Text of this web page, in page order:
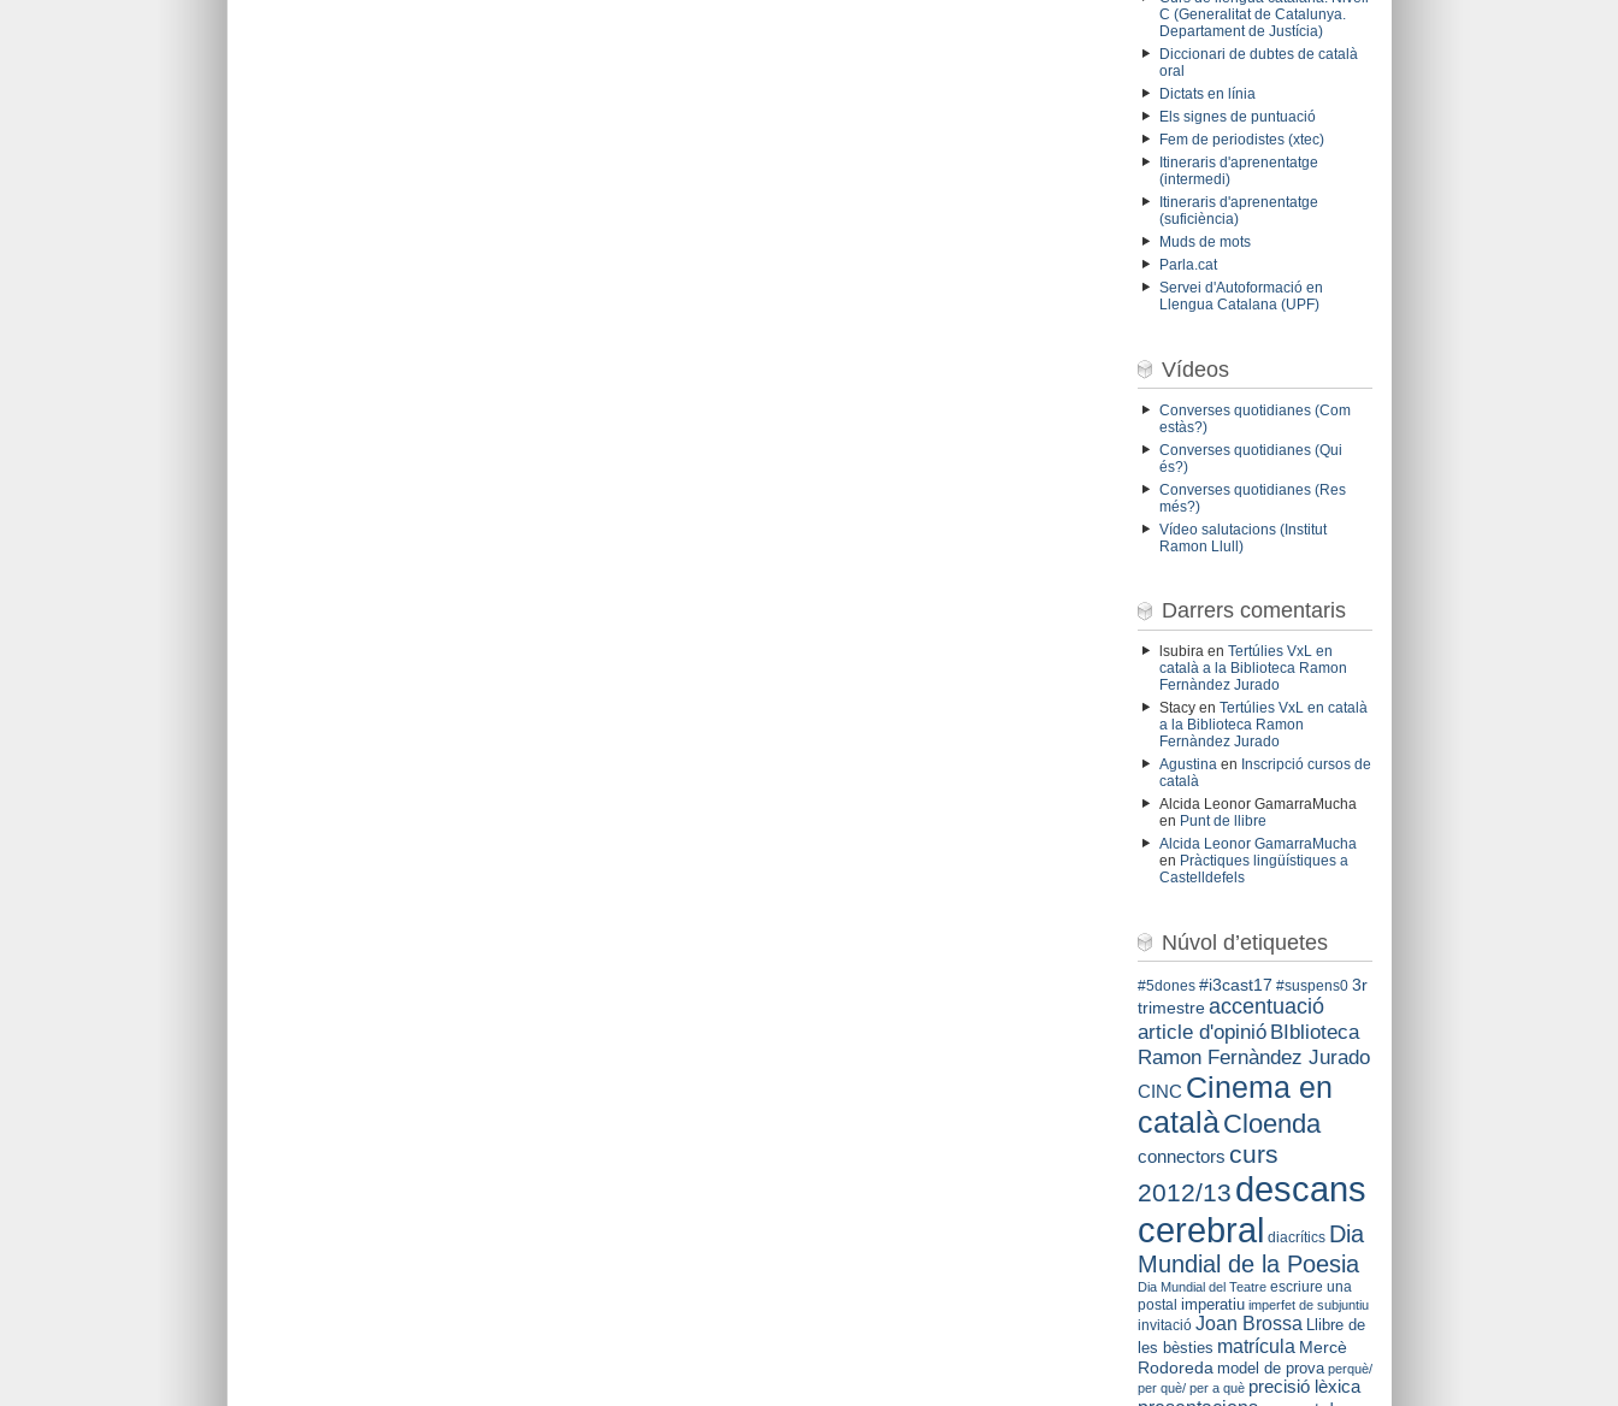
C (Generalitat de Catalunya.
Departament de Justícia)
Diccionari de dubtes de català
oral
Dictats en línia
Els signes de puntuació
Fem de periodistes (xtec)
Itineraris d'aprenentatge
(intermedi)
Itineraris d'aprenentatge
(suficiència)
Muds de mots
Parla.cat
Servei d'Autoformació en
Llengua Catalana (UPF)
Vídeos
Converses quotidianes (Com
estàs?)
Converses quotidianes (Qui
és?)
Converses quotidianes (Res
més?)
Vídeo salutacions (Institut
Ramon Llull)
Darrers comentaris
lsubiraen Tertúlies VxL en
català a la Biblioteca Ramon
Fernàndez Jurado
Stacyen Tertúlies VxL en català
a la Biblioteca Ramon
Fernàndez Jurado
Agustinaen Inscripció cursos de
català
Alcida Leonor GamarraMucha
en Punt de llibre
Alcida Leonor GamarraMucha
en Pràctiques lingüístiques a
Castelldefels
Núvol d’etiquetes
#5dones #i3cast17 #suspens0 3r
trimestre accentuació
article d'opinió BIblioteca
Ramon Fernàndez Jurado
CINC Cinema en
catalàCloenda
connectors curs
2012/13 descans
cerebral diacrítics Dia
Mundial de la Poesia
Dia Mundial del Teatre escriure una
postal imperatiu imperfet de subjuntiu
invitació Joan Brossa
Llibre de
les bèsties matrícula Mercè
Rodoreda model de prova perquè/
per què/ per a què precisió lèxica